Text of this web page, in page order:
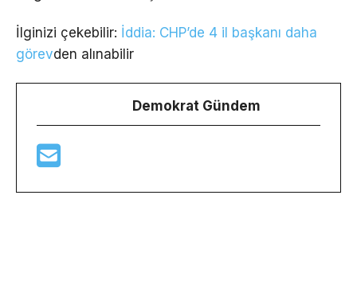
İlginizi çekebilir: İddia: CHP’de 4 il başkanı daha
görevden alınabilir
Demokrat Gündem